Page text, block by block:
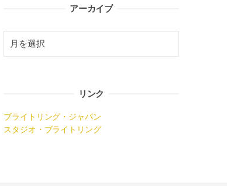
アーカイブ
リンク
ブライトリング・ジャパン
スタジオ・ブライトリング